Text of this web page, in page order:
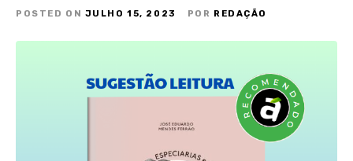
POSTED ON JULHO 15, 2023 POR REDAÇÃO